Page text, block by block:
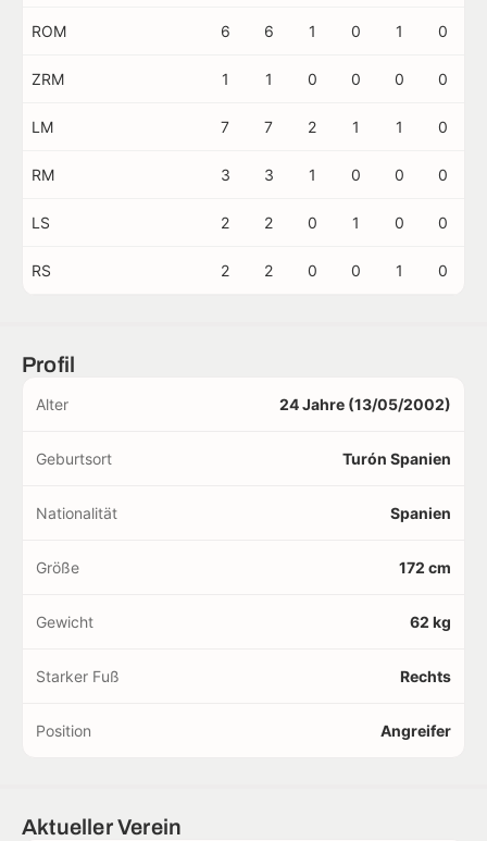
ROM 6 6 1 0 1 0
ZRM 1 1 0 0 0 0
LM 7 7 2 1 1 0
RM 3 3 1 0 0 0
LS 2 2 0 1 0 0
RS 2 2 0 0 1 0
Profil
Alter 24 Jahre (13/05/2002)
Geburtsort Turón Spanien
Nationalität Spanien
Größe 172 cm
Gewicht 62 kg
Starker Fuß Rechts
Position Angreifer
Aktueller Verein